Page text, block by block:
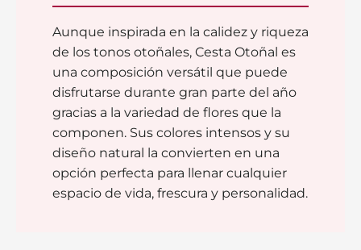
Aunque inspirada en la calidez y riqueza
de los tonos otoñales, Cesta Otoñal es
una composición versátil que puede
disfrutarse durante gran parte del año
gracias a la variedad de flores que la
componen. Sus colores intensos y su
diseño natural la convierten en una
opción perfecta para llenar cualquier
espacio de vida, frescura y personalidad.